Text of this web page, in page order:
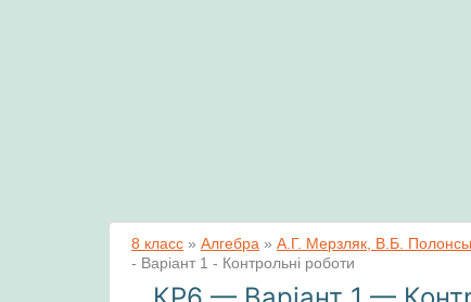
8 класс » Алгебра » А.Г. Мерзляк, В.Б.
- Варіант 1 - Контрольні роботи